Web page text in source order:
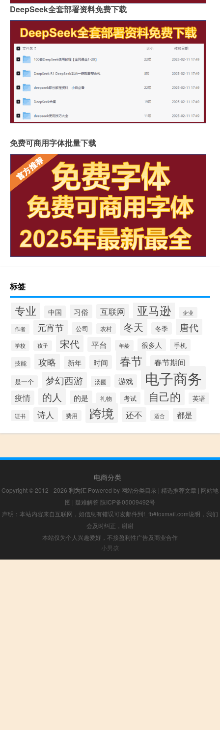
DeepSeek全套部署资料免费下载
免费可商用字体批量下载
标签
专业 中国 习俗 互联网 亚马逊 企业
作者 元宵节 公司 农村 冬天 冬季 唐代
学校 孩子 宋代 平台 年龄 很多人 手机
技能 攻略 新年 时间 春节 春节期间
是一个 梦幻西游 汤圆 游戏 电子商务
疫情 的人 的是 礼物 考试 自己的 英语
证书 诗人 费用 跨境 还不 适合 都是
电商分类
Copyright © 2012 - 2026 利为汇 Powered by 网站分类目录 | 精选推荐文章 | 网站地
图 | 疑难解答 陕ICP备05009492号
声明：本站内容来自互联网，如信息有错误可发邮件到f_fb#foxmail.com说明，我们
会及时纠正，谢谢
本站仅为个人兴趣爱好，不接盈利性广告及商业合作
小男孩